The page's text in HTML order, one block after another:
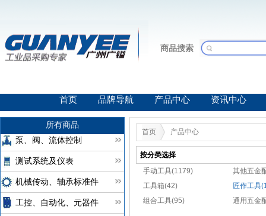
商品搜索
首页 品牌导航 产品中心 资讯中心
所有商品
泵、阀、流体控制
测试系统及仪表
机械传动、轴承标准件
工控、自动化、元器件
首页 产品中心
按分类选择
手动工具(1179)
其他五金
工具箱(42)
匠作工具
组合工具(95)
通用五金